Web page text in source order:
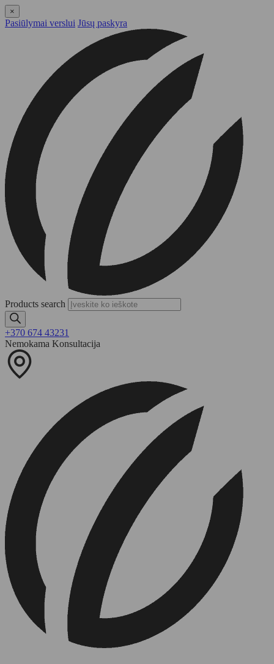
×
Pasiūlymai verslui Jūsų paskyra
Products search
+370 674 43231
Nemokama Konsultacija